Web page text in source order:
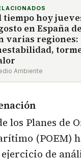
tiempo hoy
en España
varias regiones:
Ambiente
los Planes de
(POEM)
de